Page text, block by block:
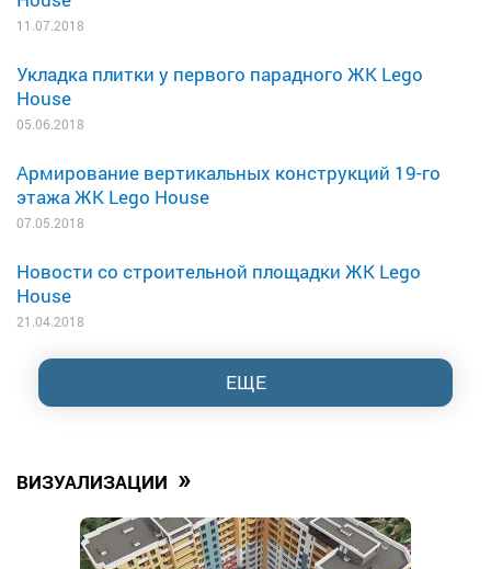
11.07.2018
Укладка плитки у первого парадного ЖК Lego
House
05.06.2018
Армирование вертикальных конструкций 19-го
этажа ЖК Lego House
07.05.2018
Новости со строительной площадки ЖК Lego
House
21.04.2018
ЕЩЕ
ВИЗУАЛИЗАЦИИ »